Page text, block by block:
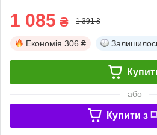
1 085 ₴ 1 391 ₴
Економія 306 ₴
або
Купити з